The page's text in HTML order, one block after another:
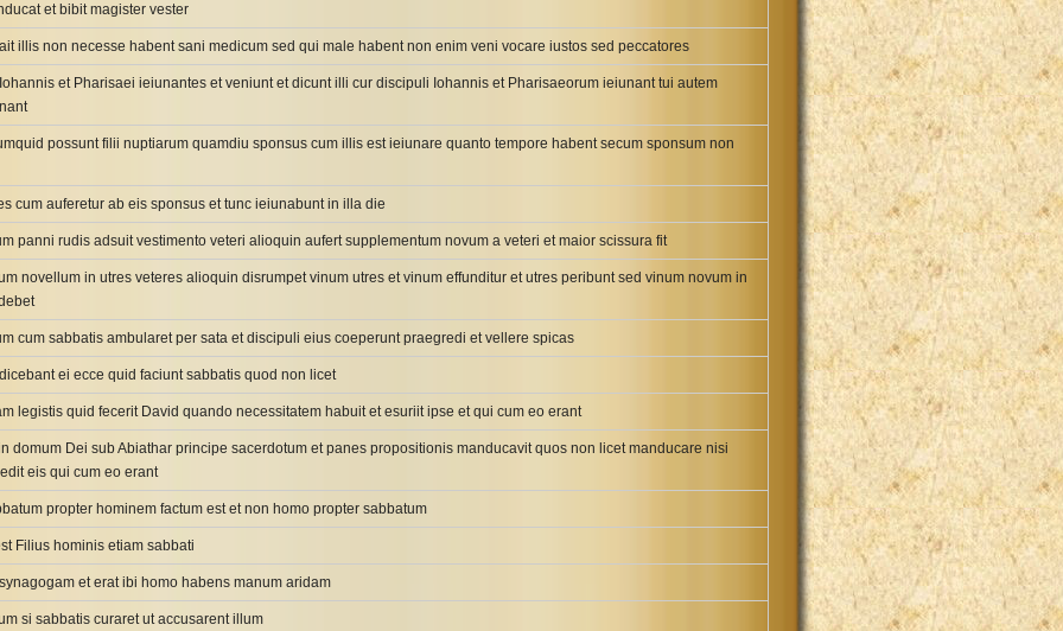
et bibit magister vester
illis non necesse habent sani medicum sed qui male habent non enim veni vocare iustos sed peccatores
et Pharisaei ieiunantes et veniunt et dicunt illi cur discipuli Iohannis et Pharisaeorum ieiunant tui autem
possunt filii nuptiarum quamdiu sponsus cum illis est ieiunare quanto tempore habent secum sponsum non
cum auferetur ab eis sponsus et tunc ieiunabunt in illa die
panni rudis adsuit vestimento veteri alioquin aufert supplementum novum a veteri et maior scissura fit
novellum in utres veteres alioquin disrumpet vinum utres et vinum effunditur et utres peribunt sed vinum novum in
cum sabbatis ambularet per sata et discipuli eius coeperunt praegredi et vellere spicas
ei ecce quid faciunt sabbatis quod non licet
legistis quid fecerit David quando necessitatem habuit et esuriit ipse et qui cum eo erant
domum Dei sub Abiathar principe sacerdotum et panes propositionis manducavit quos non licet manducare nisi
eis qui cum eo erant
propter hominem factum est et non homo propter sabbatum
Filius hominis etiam sabbati
et erat ibi homo habens manum aridam
si sabbatis curaret ut accusarent illum